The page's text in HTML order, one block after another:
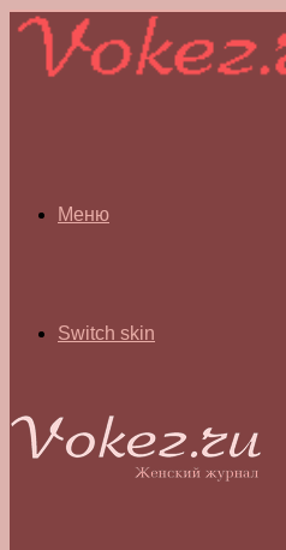
Меню
Switch skin